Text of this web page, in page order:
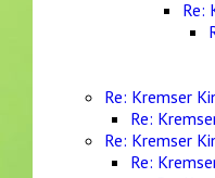
Re:
Re: Kremser
Re:
Re: Kremser
Re: